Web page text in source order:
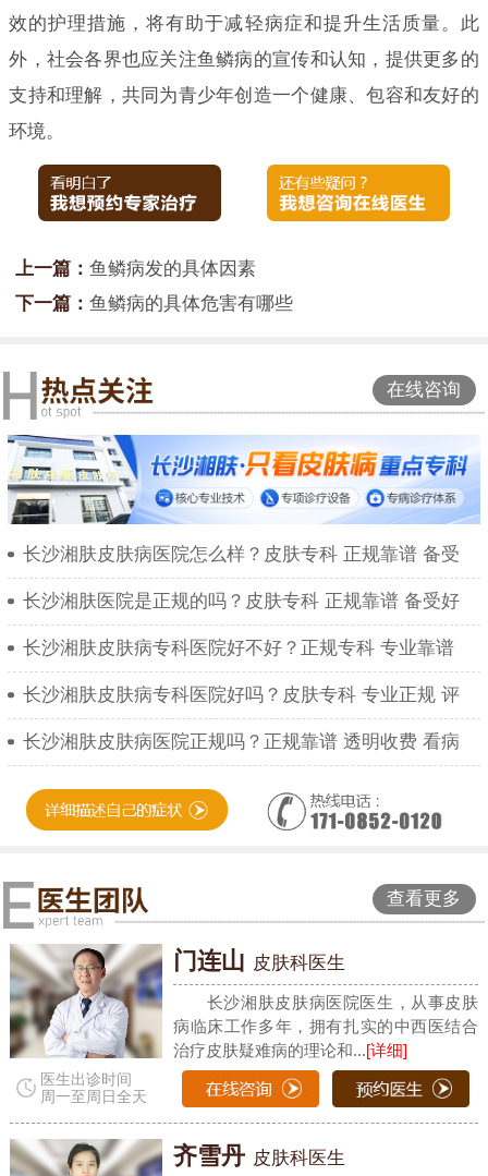
效的护理措施，将有助于减轻病症和提升生活质量。此
外，社会各界也应关注鱼鳞病的宣传和认知，提供更多的
支持和理解，共同为青少年创造一个健康、包容和友好的
环境。
上一篇： 鱼鳞病发的具体因素
下一篇： 鱼鳞病的具体危害有哪些
在线咨询
长沙湘肤皮肤病医院怎么样？皮肤专科 正规靠谱 备受
长沙湘肤医院是正规的吗？皮肤专科 正规靠谱 备受好
长沙湘肤皮肤病专科医院好不好？正规专科 专业靠谱
长沙湘肤皮肤病专科医院好吗？皮肤专科 专业正规 评
长沙湘肤皮肤病医院正规吗？正规靠谱 透明收费 看病
查看更多
医生出诊时间
周一至周日全天
门连山 皮肤科医生
长沙湘肤皮肤病医院医生，从事皮肤
病临床工作多年，拥有扎实的中西医结合
治疗皮肤疑难病的理论和...[详细]
齐雪丹 皮肤科医生